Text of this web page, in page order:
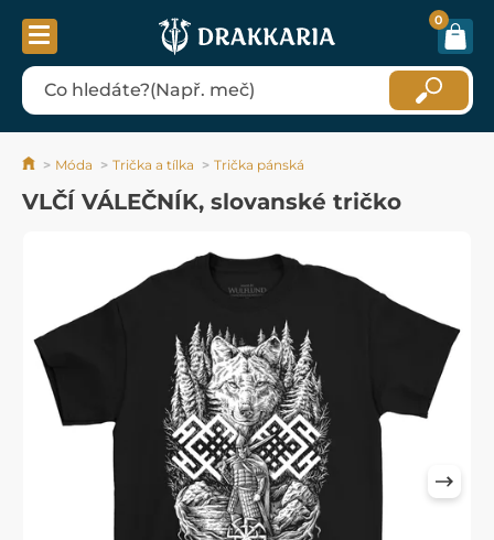
0
Móda Trička a tílka Trička pánská
VLČÍ VÁLEČNÍK, slovanské tričko